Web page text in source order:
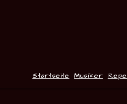
Startseite Musiker